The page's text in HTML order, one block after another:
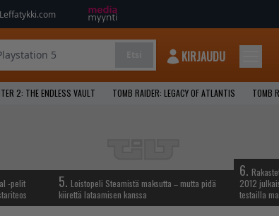
Leffatykki.com
KIRJAUDU
2: THE ENDLESS VAULT TOMB RAIDER: LEGACY OF ATLANTIS TOMB
-pelit
5. Loistopeli Steamistä maksutta – mutta pidä
kiirettä lataamisen kanssa
6.
2012
testailla